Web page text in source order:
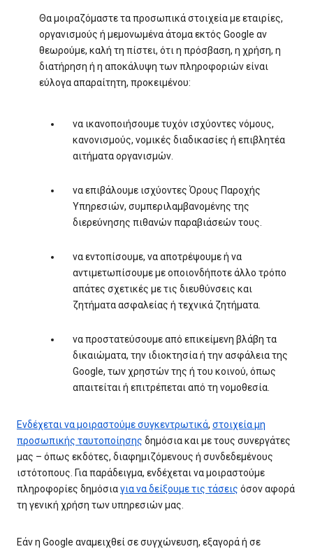
Θα μοιραζόμαστε τα προσωπικά στοιχεία με εταιρίες,
οργανισμούς ή μεμονωμένα άτομα εκτός Google αν
θεωρούμε, καλή τη πίστει, ότι η πρόσβαση, η χρήση, η
διατήρηση ή η αποκάλυψη των πληροφοριών είναι
εύλογα απαραίτητη, προκειμένου:
να ικανοποιήσουμε τυχόν ισχύοντες νόμους,
κανονισμούς, νομικές διαδικασίες ή επιβλητέα
αιτήματα οργανισμών.
να επιβάλουμε ισχύοντες Όρους Παροχής
Υπηρεσιών, συμπεριλαμβανομένης της
διερεύνησης πιθανών παραβιάσεών τους.
να εντοπίσουμε, να αποτρέψουμε ή να
αντιμετωπίσουμε με οποιονδήποτε άλλο τρόπο
απάτες σχετικές με τις διευθύνσεις και
ζητήματα ασφαλείας ή τεχνικά ζητήματα.
να προστατεύσουμε από επικείμενη βλάβη τα
δικαιώματα, την ιδιοκτησία ή την ασφάλεια της
Google, των χρηστών της ή του κοινού, όπως
απαιτείται ή επιτρέπεται από τη νομοθεσία.
Ενδέχεται να μοιραστούμε συγκεντρωτικά, στοιχεία μη
προσωπικής ταυτοποίησης δημόσια και με τους συνεργάτες
μας – όπως εκδότες, διαφημιζόμενους ή συνδεδεμένους
ιστότοπους. Για παράδειγμα, ενδέχεται να μοιραστούμε
πληροφορίες δημόσιαγια να δείξουμε τις τάσεις όσον αφορά
τη γενική χρήση των υπηρεσιών μας.
Εάν η Google αναμειχθεί σε συγχώνευση, εξαγορά ή σε